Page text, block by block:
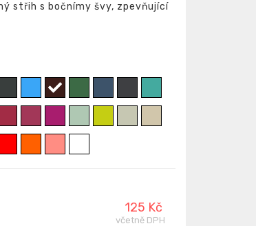
střih s bočnímy švy, zpevňující
125 Kč
včetně DPH